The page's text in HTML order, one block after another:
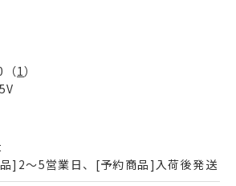
（1）
]2～5営業日、[予約商品]入荷後発送